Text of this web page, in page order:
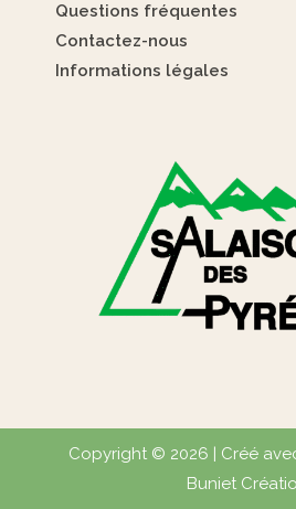
Questions fréquentes
Contactez-nous
Informations légales
Copyright © 2026 | Créé
Buniet